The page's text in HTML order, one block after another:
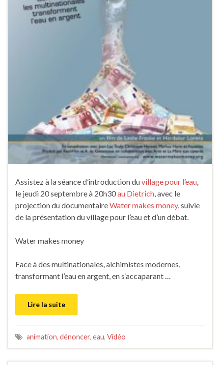
Assistez à la séance d’introduction duvillage pour l’eau,
le jeudi 20 septembre à 20h30au Dietrich, avec le
projection du documentaireWater makes money, suivie
de la présentation du village pour l’eau et d’un débat.
Water makes money
Face à des multinationales, alchimistes modernes,
transformant l’eau en argent, en s’accaparant …
Lire la suite
animation, dénoncer, eau, Vidéo